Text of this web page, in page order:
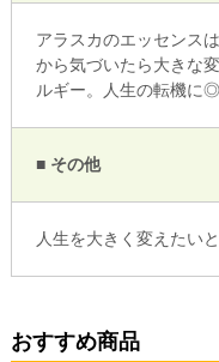
アラスカのエッセンス
から気づいたら大きな
ルギー。人生の転機に◎
■ その他
人生を大きく変えたい
おすすめ商品